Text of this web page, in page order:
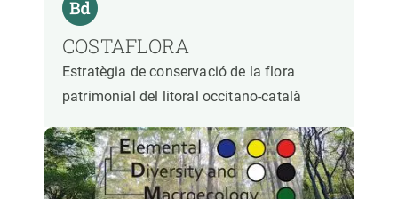
COSTAFLORA
Estratègia de conservació de la flora
patrimonial del litoral occitano-català